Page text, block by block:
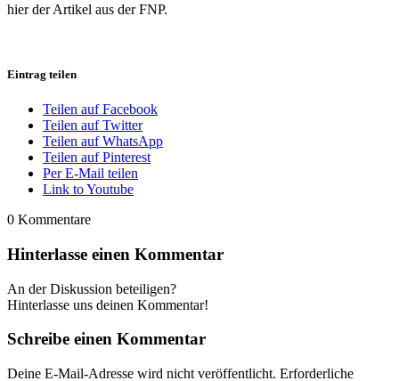
hier der Artikel aus der FNP.
Eintrag teilen
Teilen auf Facebook
Teilen auf Twitter
Teilen auf WhatsApp
Teilen auf Pinterest
Per E-Mail teilen
Link to Youtube
0 Kommentare
Hinterlasse einen Kommentar
An der Diskussion beteiligen?
Hinterlasse uns deinen Kommentar!
Schreibe einen Kommentar
Deine E-Mail-Adresse wird nicht veröffentlicht. Erforderliche